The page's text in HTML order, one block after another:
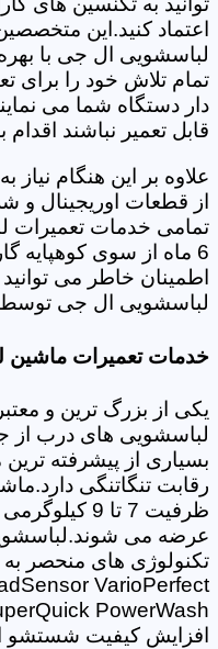
اعتماد کنید.این
لباسشویی ال جی با
تمام تلاش خود را
دار دستگاه شما می
قابل تعمیر نباشند
علاوه بر این هنگام
از قطعات اوریجینال و
تمامی خدمات تعمیرات
6 ماه از سوی کوهپایه
اطمینان خاطر می
لباسشویی ال جی توسط
خدمات تعمیرات ماشین
یکی از بزرگ ترین و
لباسشویی های درب از
بسیاری از پیشرفته
رقابت تنگاتنگی
عرضه می
VarioPerfect
افزایش کیفیت شستشو